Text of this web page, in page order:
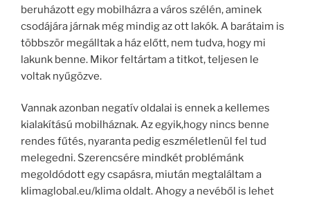
beruházott egy mobilházra a város szélén, aminek
csodájára járnak még mindig az ott lakók. A barátaim is
többször megálltak a ház előtt, nem tudva, hogy mi
lakunk benne. Mikor feltártam a titkot, teljesen le
voltak nyűgözve.
Vannak azonban negatív oldalai is ennek a kellemes
kialakítású mobilháznak. Az egyik,hogy nincs benne
rendes fűtés, nyaranta pedig eszméletlenül fel tud
melegedni. Szerencsére mindkét problémánk
megoldódott egy csapásra, miután megtaláltam a
klimaglobal.eu/klima oldalt. Ahogy a nevéből is lehet